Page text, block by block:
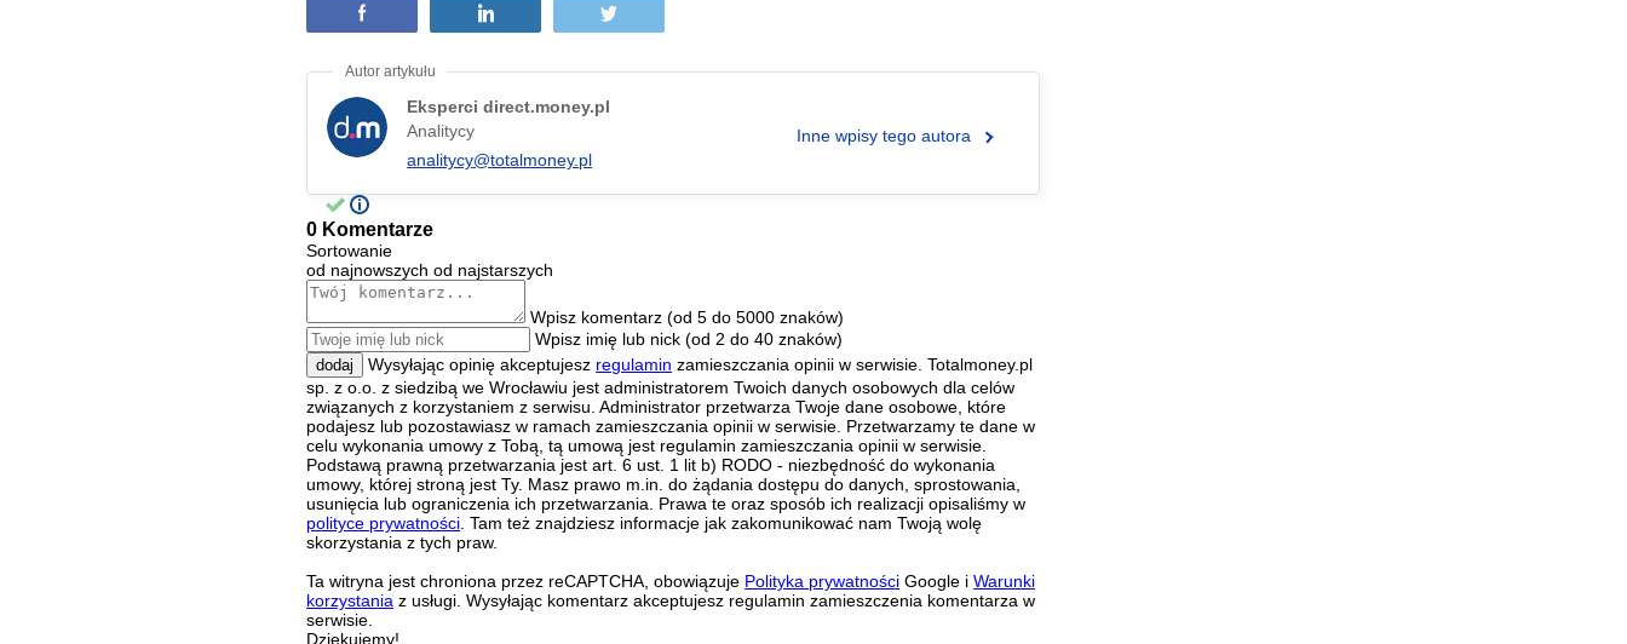
Eksperci direct.money.pl
Analitycy
analitycy@totalmoney.pl
Inne wpisy tego autora
0 Komentarze
Sortowanie
od najnowszych od najstarszych
Wpisz komentarz (od 5 do 5000 znaków)
Wpisz imię lub nick (od 2 do 40 znaków)
dodaj Wysyłając opinię akceptujesz regulamin zamieszczania opinii w serwisie. Totalmoney.pl
sp. z o.o. z siedzibą we Wrocławiu jest administratorem Twoich danych osobowych dla celów
związanych z korzystaniem z serwisu. Administrator przetwarza Twoje dane osobowe, które
podajesz lub pozostawiasz w ramach zamieszczania opinii w serwisie. Przetwarzamy te dane w
celu wykonania umowy z Tobą, tą umową jest regulamin zamieszczania opinii w serwisie.
Podstawą prawną przetwarzania jest art. 6 ust. 1 lit b) RODO - niezbędność do wykonania
umowy, której stroną jest Ty. Masz prawo m.in. do żądania dostępu do danych, sprostowania,
usunięcia lub ograniczenia ich przetwarzania. Prawa te oraz sposób ich realizacji opisaliśmy w
polityce prywatności . Tam też znajdziesz informacje jak zakomunikować nam Twoją wolę
skorzystania z tych praw.
Ta witryna jest chroniona przez reCAPTCHA, obowiązuje Polityka prywatności Google iWarunki
korzystania z usługi. Wysyłając komentarz akceptujesz regulamin zamieszczenia komentarza w
serwisie.
Dziękujemy!